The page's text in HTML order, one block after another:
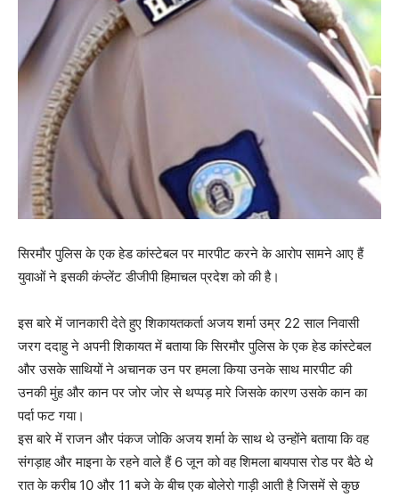
सिरमौर पुलिस के एक हेड कांस्टेबल पर मारपीट करने के आरोप सामने आए हैं
युवाओं ने इसकी कंप्लेंट डीजीपी हिमाचल प्रदेश को की है।
इस बारे में जानकारी देते हुए शिकायतकर्ता अजय शर्मा उम्र 22 साल निवासी
जरग ददाहु ने अपनी शिकायत में बताया कि सिरमौर पुलिस के एक हेड कांस्टेबल
और उसके साथियों ने अचानक उन पर हमला किया उनके साथ मारपीट की
उनकी मुंह और कान पर जोर जोर से थप्पड़ मारे जिसके कारण उसके कान का
पर्दा फट गया।
इस बारे में राजन और पंकज जोकि अजय शर्मा के साथ थे उन्होंने बताया कि वह
संगड़ाह और माइना के रहने वाले हैं 6 जून को वह शिमला बायपास रोड पर बैठे थे
रात के करीब 10 और 11 बजे के बीच एक बोलेरो गाड़ी आती है जिसमें से कुछ